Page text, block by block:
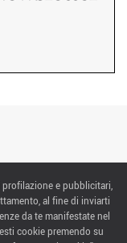
reserved
e pubblicitari,
al fine di inviarti
da te manifestate nel
cookie premendo su